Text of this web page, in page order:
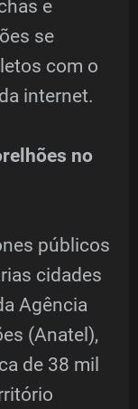
e
se
com o
internet.
no
públicos
cidades
Agência
(Anatel),
de 38 mil